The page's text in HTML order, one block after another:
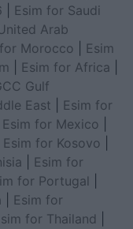
Esim for Saudi
Arab
Morocco
Esim
Esim for Africa
Gulf
East
Esim for
Esim for Mexico
Esim for Kosovo
Esim for
for Portugal
Esim for
for Thailand